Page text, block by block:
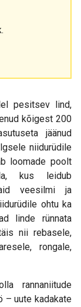
pesitsev lind,
kõigest 200
jäänud
niidurüdile
loomade poolt
kus leidub
veesilmi ja
ohtu ka
linde rünnata
nii rebasele,
rongale,
rannaniitude
– uute kadakate